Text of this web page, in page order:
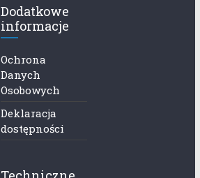
Dodatkowe
informacje
Ochrona
Danych
Osobowych
Deklaracja
dostępności